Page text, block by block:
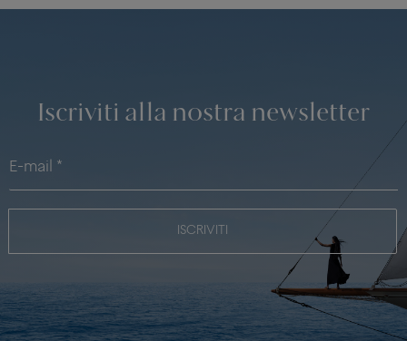
Iscriviti alla nostra newsletter
ISCRIVITI